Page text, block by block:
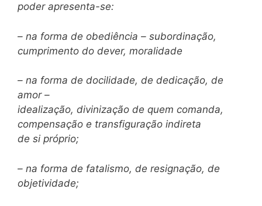
poder apresenta-se:
– na forma de obediência – subordinação,
cumprimento do dever, moralidade
– na forma de docilidade, de dedicação, de
amor –
idealização, divinização de quem comanda,
compensação e transfiguração indireta
de si próprio;
– na forma de fatalismo, de resignação, de
objetividade;